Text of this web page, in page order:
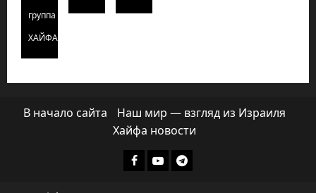
группа
ХАЙФАИНФО
В начало сайта
Наш мир — взгляд из Израиля
Хайфа новости
Facebook
YoutubeТелеграмм